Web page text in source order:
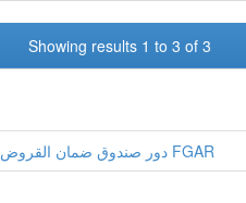
Showing results 1 to 3 of 3
دور صندوق ضمان القروض قي دعم تمويل المؤسسات الصغيرة والمتوسطة : دراسة حالة صندوق FGAR